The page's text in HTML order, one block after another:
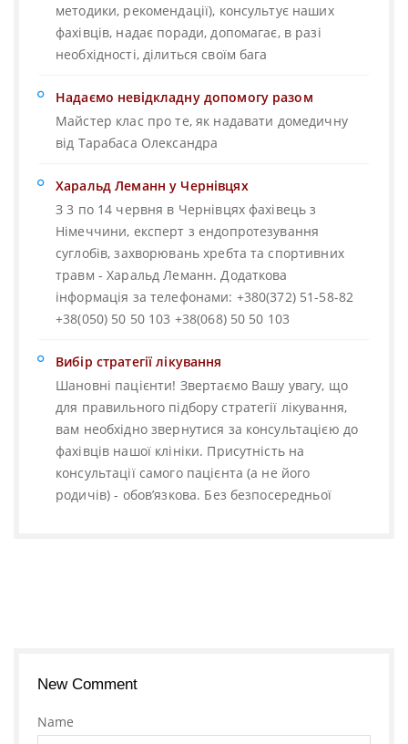
методики, рекомендації), консультує наших
фахівців, надає поради, допомагає, в разі
необхідності, ділиться своїм бага
Надаємо невідкладну допомогу разом
Майстер клас про те, як надавати домедичну
від Тарабаса Олександра
Харальд Леманн у Чернівцях
З 3 по 14 червня в Чернівцях фахівець з
Німеччини, експерт з ендопротезування
суглобів, захворювань хребта та спортивних
травм - Харальд Леманн. Додаткова
інформація за телефонами: +380(372) 51-58-82
+38(050) 50 50 103 +38(068) 50 50 103
Вибір стратегії лікування
Шановні пацієнти! Звертаємо Вашу увагу, що
для правильного підбору стратегії лікування,
вам необхідно звернутися за консультацією до
фахівців нашої клініки. Присутність на
консультації самого пацієнта (а не його
родичів) - обов’язкова. Без безпосередньої
New Comment
Name